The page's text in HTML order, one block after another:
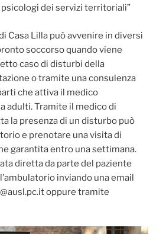
dei servizi territoriali”
Casa Lilla può avvenire in diversi
soccorso quando viene
caso di disturbi della
o tramite una consulenza
che attiva il medico
adulti. Tramite il medico di
la presenza di un disturbo può
e prenotare una visita di
garantita entro una settimana.
diretta da parte del paziente
inviando una email
oppure tramite